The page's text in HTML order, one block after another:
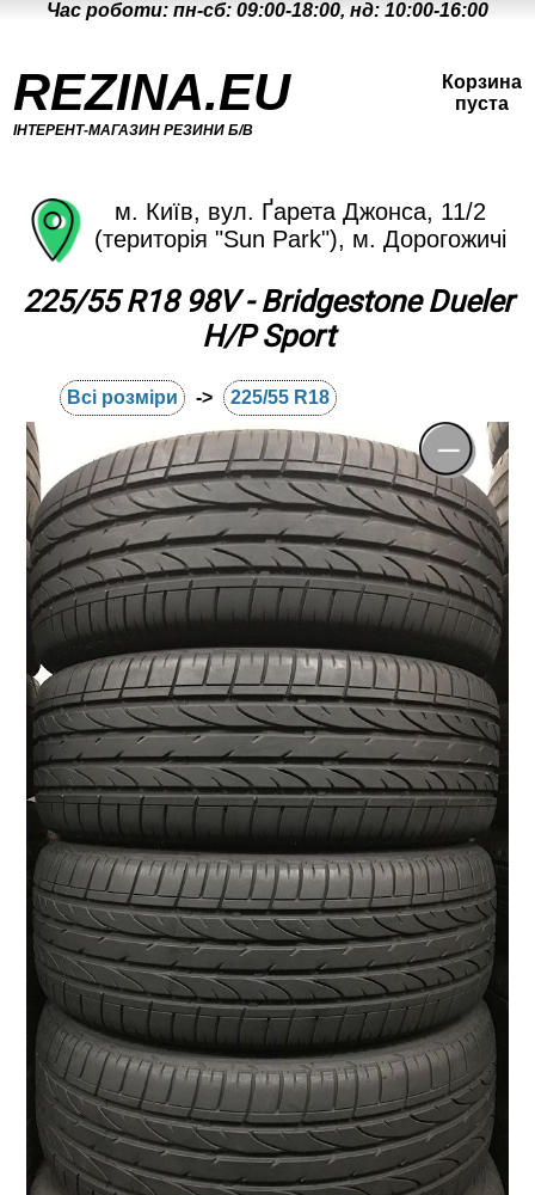
Час роботи: пн-сб: 09:00-18:00, нд: 10:00-16:00
REZINA.EU
ІНТЕРЕНТ-МАГАЗИН РЕЗИНИ Б/В
м. Київ, вул. Ґарета Джонса, 11/2
(територія "Sun Park"), м. Дорогожичі
Корзина
пуста
225/55 R18 98V - Bridgestone Dueler
H/P Sport
Всі розміри -> 225/55 R18